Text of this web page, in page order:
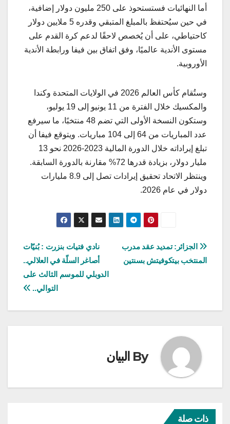
أما النهائيات فستستحوذ على 250 مليون دولار إضافية،
في حين سيُحتفظ بالمبلغ المتبقي وقدره 5 ملايين دولار
كاحتياطي، على أن يُخصص لاحقًا لدعم كرة القدم على
مستوى الأندية عالميًا، وفق اتفاق بين فيفا ورابطة الأندية
الأوروبية.
وستُقام كأس العالم 2026 في الولايات المتحدة وكندا
والمكسيك خلال الفترة من 11 يونيو إلى 19 يوليو،
وستكون النسخة الأولى التي تضم 48 منتخبًا، ما سيرفع
عدد المباريات من 64 إلى 104 مباريات. ويتوقع فيفا أن
تبلغ إيراداته خلال الدورة المالية 2023-2026 نحو 13
مليار دولار، بزيادة قدرها 72% مقارنة بالدورة السابقة.
وينتظر الاتحاد تحقيق إيرادات تصل إلى 8.9 مليارات
دولار في عام 2026.
تصفّح
المقالات
نادي فتيات بنزرت : بُنيّات
أصاغر السلّة في العلالي..
الدوبلي للموسم الثالث على
التوالي..
الجزائر: تمديد عقد مدرب
المنتخب بيتكوفيتش بسنتين
By البيان
ذات صلة